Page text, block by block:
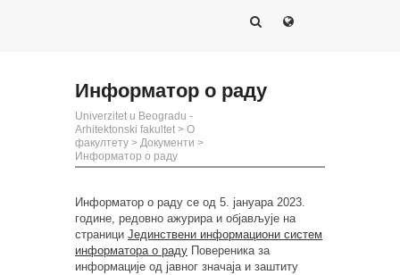
Информатор о раду
Univerzitet u Beogradu -
Arhitektonski fakultet > О
факултету > Документи >
Информатор о раду
Информатор о раду се од 5. јануара 2023.
године, редовно ажурира и објављује на
страници Јединствени информациони систем
информатора о раду Повереника за
информације од јавног значаја и заштиту